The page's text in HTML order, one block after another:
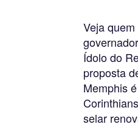
Veja
Ídolo do
proposta
Memphis
selar